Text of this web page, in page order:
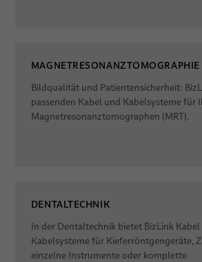
Bildqualität und Patientensicherheit:
passenden Kabel und Kabelsysteme für
Magnetresonanztomographen (MRT).
DENTALTECHNIK
In der Dentaltechnik bietet BizLink Kabel
Kabelsysteme für Kieferröntgengeräte,
einzelne Instrumente oder komplette